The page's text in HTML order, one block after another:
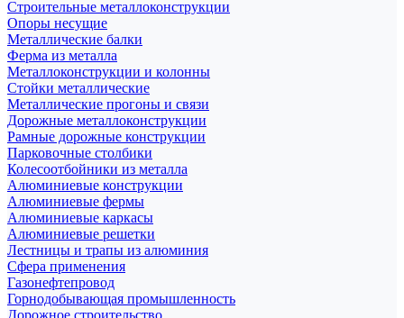
Строительные металлоконструкции
Опоры несущие
Металлические балки
Ферма из металла
Металлоконструкции и колонны
Стойки металлические
Металлические прогоны и связи
Дорожные металлоконструкции
Рамные дорожные конструкции
Парковочные столбики
Колесоотбойники из металла
Алюминиевые конструкции
Алюминиевые фермы
Алюминиевые каркасы
Алюминиевые решетки
Лестницы и трапы из алюминия
Сфера применения
Газонефтепровод
Горнодобывающая промышленность
Дорожное строительство